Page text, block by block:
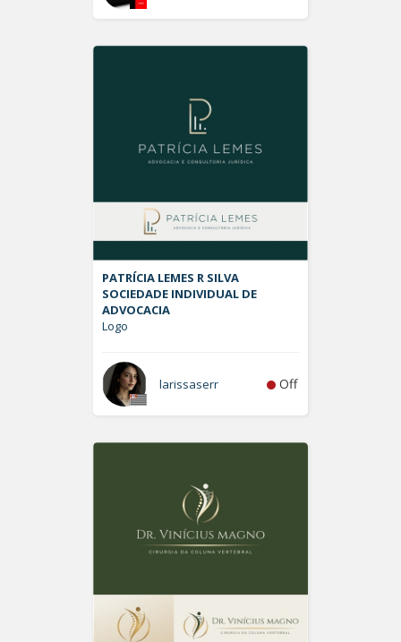
PATRÍCIA LEMES R SILVA
SOCIEDADE INDIVIDUAL DE
ADVOCACIA
Logo
larissaserr Off